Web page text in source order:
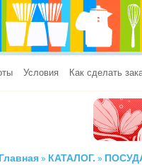
Условия Как сделать
Главная » КАТАЛОГ. »